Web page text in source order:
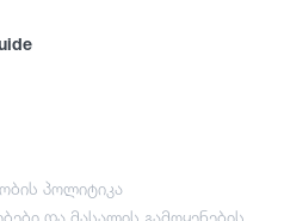
პოლიტიკა
და მასალის გამოყენების